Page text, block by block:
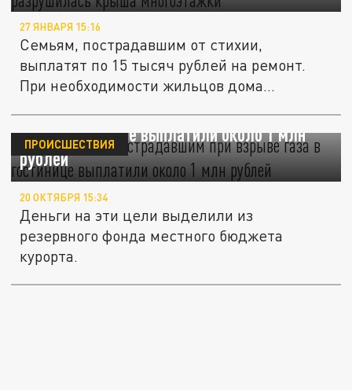
27 ЯНВАРЯ 15:16
Семьям, пострадавшим от стихии,
выплатят по 15 тысяч рублей на ремонт.
При необходимости жильцов дома...
В Геленджике пострадавшим при взрыве
газа в гостинице выплатили около 1 млн
рублей
ПРОИСШЕСТВИЯ
20 ОКТЯБРЯ 15:34
Деньги на эти цели выделили из
резервного фонда местного бюджета
курорта.